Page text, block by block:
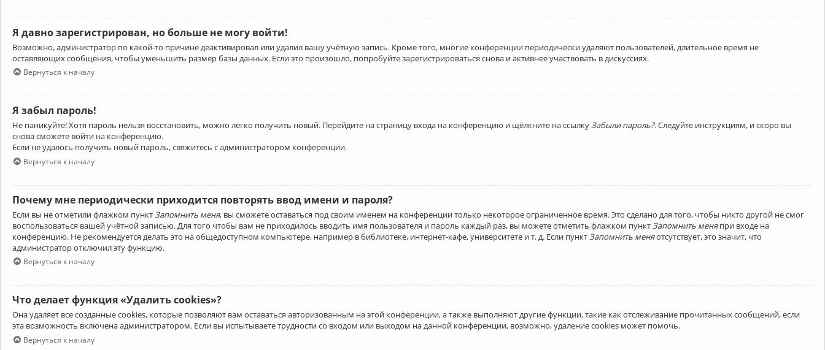
Я давно зарегистрирован, но больше не могу войти!
Возможно, администратор по какой-то причине деактивировал или удалил вашу учётную запись. Кроме того, многие конференции периодически удаляют пользователей, длительное время не
оставляющих сообщения, чтобы уменьшить размер базы данных. Если это произошло, попробуйте зарегистрироваться снова и активнее участвовать в дискуссиях.
Вернуться к началу
Я забыл пароль!
Не паникуйте! Хотя пароль нельзя восстановить, можно легко получить новый. Перейдите на страницу входа на конференцию и щёлкните на ссылкуЗабыли пароль?. Следуйте инструкциям, и скоро вы
снова сможете войти на конференцию.
Если не удалось получить новый пароль, свяжитесь с администратором конференции.
Вернуться к началу
Почему мне периодически приходится повторять ввод имени и пароля?
Если вы не отметили флажком пункт Запомнить меня, вы сможете оставаться под своим именем на конференции только некоторое ограниченное время. Это сделано для того, чтобы никто другой не смог
воспользоваться вашей учётной записью. Для того чтобы вам не приходилось вводить имя пользователя и пароль каждый раз, вы можете отметить флажком пункт Запомнить меняпри входе на
конференцию. Не рекомендуется делать это на общедоступном компьютере, например в библиотеке, интернет-кафе, университете и т. д. Если пункт Запомнить меняотсутствует, это значит, что
администратор отключил эту функцию.
Вернуться к началу
Что делает функция «Удалить cookies»?
Она удаляет все созданные cookies, которые позволяют вам оставаться авторизованным на этой конференции, а также выполняют другие функции, такие как отслеживание прочитанных сообщений, если
эта возможность включена администратором. Если вы испытываете трудности со входом или выходом на данной конференции, возможно, удаление cookies может помочь.
Вернуться к началу